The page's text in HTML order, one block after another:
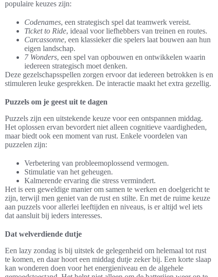
populaire keuzes zijn:
Codenames, een strategisch spel dat teamwerk vereist.
Ticket to Ride, ideaal voor liefhebbers van treinen en routes.
Carcassonne, een klassieker die spelers laat bouwen aan hun
eigen landschap.
7 Wonders, een spel van opbouwen en ontwikkelen waarin
iedereen strategisch moet denken.
Deze gezelschapsspellen zorgen ervoor dat iedereen betrokken is en
stimuleren leuke gesprekken. De interactie maakt het extra gezellig.
Puzzels om je geest uit te dagen
Puzzels zijn een uitstekende keuze voor een ontspannen middag.
Het oplossen ervan bevordert niet alleen cognitieve vaardigheden,
maar biedt ook een moment van rust. Enkele voordelen van
puzzelen zijn:
Verbetering van probleemoplossend vermogen.
Stimulatie van het geheugen.
Kalmerende ervaring die stress vermindert.
Het is een geweldige manier om samen te werken en doelgericht te
zijn, terwijl men geniet van de rust en stilte. En met de ruime keuze
aan puzzels voor allerlei leeftijden en niveaus, is er altijd wel iets
dat aansluit bij ieders interesses.
Dat welverdiende dutje
Een lazy zondag is bij uitstek de gelegenheid om helemaal tot rust
te komen, en daar hoort een middag dutje zeker bij. Een korte slaap
kan wonderen doen voor het energieniveau en de algehele